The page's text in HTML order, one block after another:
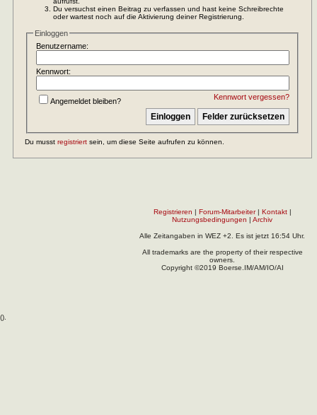
Du versuchst einen Beitrag zu verfassen und hast keine Schreibrechte
oder wartest noch auf die Aktivierung deiner Registrierung.
Einloggen
Benutzername:
Kennwort:
Kennwort vergessen?
Angemeldet bleiben?
Du musst registriert sein, um diese Seite aufrufen zu können.
Registrieren | Forum-Mitarbeiter| Kontakt|
Nutzungsbedingungen | Archiv
Alle Zeitangaben in WEZ +2. Es ist jetzt 16:54 Uhr.
All trademarks are the property of their respective
owners.
Copyright ©2019 Boerse.IM/AM/IO/AI
().